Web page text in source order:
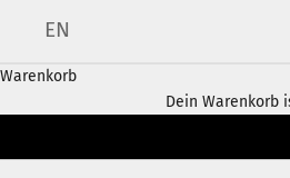
EN
Warenkorb
Dein Warenkorb